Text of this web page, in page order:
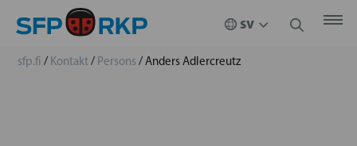
sfp.fi / Kontakt/ Persons /Anders Adlercreutz